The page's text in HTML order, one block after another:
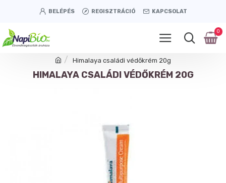
BELÉPÉS REGISZTRÁCIÓ KAPCSOLAT
0
Himalaya családi védőkrém 20g
HIMALAYA CSALÁDI VÉDŐKRÉM 20G